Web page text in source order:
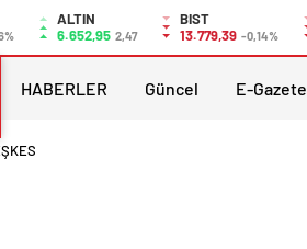
ALTIN
6.652,95 2,47
BIST
13.779,39 -0,14%
HABERLER Güncel E-Gazete